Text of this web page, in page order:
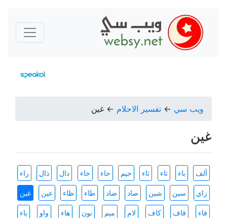
ويب سي ← تفسير الاحلام ← غين
غين
ألف باء تاء ثاء جيم حاء خاء دال ذال راء
زاي سين شين صاد ضاد طاء ظاء عين غين
فاء قاف كاف لام ميم نون هاء واو ياء